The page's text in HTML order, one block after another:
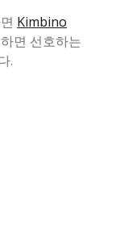
Kimbino
면 선호하는
.